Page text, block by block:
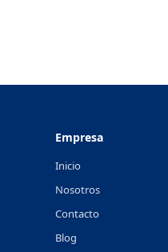
Empresa
Inicio
Nosotros
Contacto
Blog